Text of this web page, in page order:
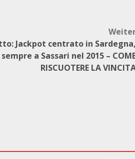
Jackpot centrato in
a Sassari nel 2015 –
RISCUOTERE LA